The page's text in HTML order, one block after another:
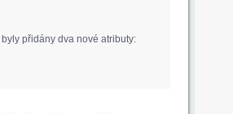
byly přidány dva nové atributy: